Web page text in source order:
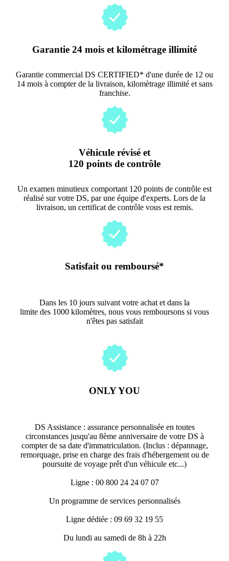
Garantie 24 mois et kilométrage illimité
Garantie commercial DS CERTIFIED* d'une durée de 12 ou
14 mois à compter de la livraison, kilomètrage illimité et sans
franchise.
Véhicule révisé et
120 points de contrôle
Un examen minutieux comportant 120 points de contrôle est
réalisé sur votre DS, par une équipe d'experts. Lors de la
livraison, un certificat de contrôle vous est remis.
Satisfait ou remboursé*
Dans les 10 jours suivant votre achat et dans la
limite des 1000 kilomètres, nous vous remboursons si vous
n'êtes pas satisfait
ONLY YOU
DS Assistance : assurance personnalisée en toutes
circonstances jusqu'au 8ème anniversaire de votre DS à
compter de sa date d'immatriculation. (Inclus : dépannage,
remorquage, prise en charge des frais d'hébergement ou de
poursuite de voyage prêt d'un véhicule etc...)
Ligne : 00 800 24 24 07 07
Un programme de services personnalisés
Ligne dédiée : 09 69 32 19 55
Du lundi au samedi de 8h à 22h